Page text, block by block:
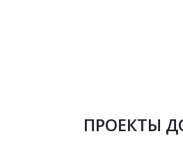
ПРОЕКТЫ